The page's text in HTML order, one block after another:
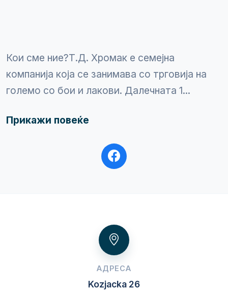
Кои сме ние?​ Т.Д. Хромак е семејна
компанија која се занимава со трговија на
големо со бои и лакови. Далечната 1...
Прикажи повеќе
АДРЕСА
Kozjacka 26